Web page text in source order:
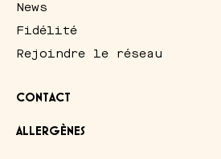
News
Fidélité
Rejoindre le réseau
CONTACT
ALLERGÈNES